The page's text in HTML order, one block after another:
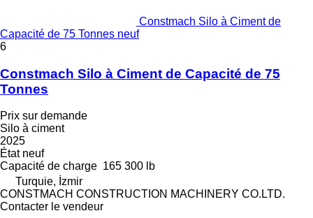
Constmach Silo à Ciment de
Capacité de 75 Tonnes neuf
6
Constmach Silo à Ciment de Capacité de 75
Tonnes
Prix sur demande
Silo à ciment
2025
État neuf
Capacité de charge 165 300 lb
Turquie, İzmir
CONSTMACH CONSTRUCTION MACHINERY CO.LTD.
Contacter le vendeur